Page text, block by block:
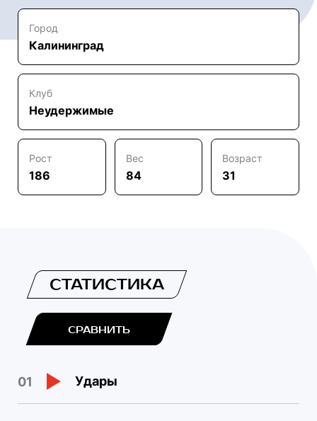
Город
Калининград
Клуб
Неудержимые
Рост
186
Вес
84
Возраст
31
СТАТИСТИКА
СРАВНИТЬ
01 Удары